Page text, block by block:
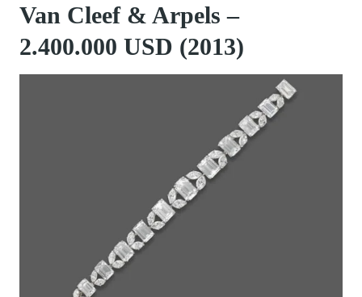
Van Cleef & Arpels –
2.400.000 USD (2013)